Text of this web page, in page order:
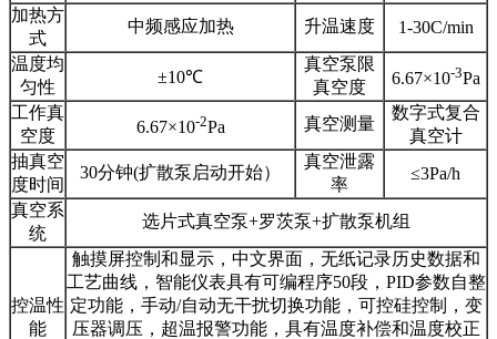
加热方
式
中频感应加热 升温速度
1-30C/min
温度均
匀性
±10℃
真空泵限
真空度
6.67×10-3Pa
工作真
空度
6.67×10-2Pa 真空测量
数字式复合
真空计
抽真空
度时间
30分钟(扩散泵启动开始）
真空泄露
率
≤3Pa/h
真空系
统
选片式真空泵+罗茨泵+扩散泵机组
控温性
能
触摸屏控制和显示，中文界面，无纸记录历史数据和
工艺曲线，智能仪表具有可编程序50段，PID参数自整
定功能，手动/自动无干扰切换功能，可控硅控制，变
压器调压，超温报警功能，具有温度补偿和温度校正